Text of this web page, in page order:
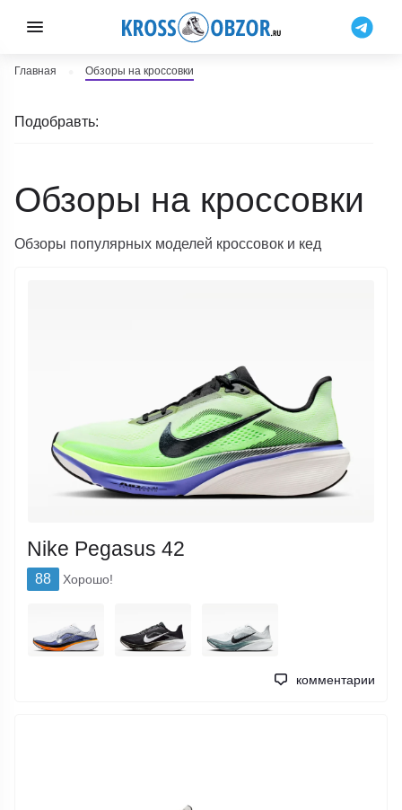
Главная Обзоры на кроссовки
Подобравть:
Обзоры на кроссовки
Обзоры популярных моделей кроссовок и кед
Nike Pegasus 42
88 Хорошо!
комментарии